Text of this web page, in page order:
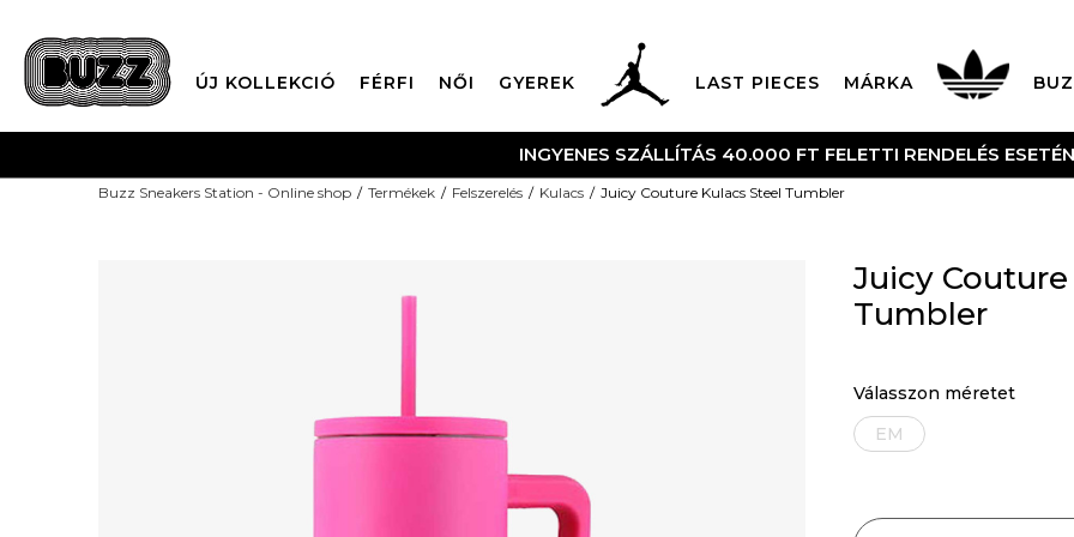
ÚJ KOLLEKCIÓ FÉRFI NŐI GYEREK LAST PIECES MÁRKA
INGYENES SZÁLLÍTÁS 40.000 FT FELETTI RENDELÉS ESETÉN
Buzz Sneakers Station - Online shop Termékek Felszerelés Kulacs Juicy Couture Kulacs Steel Tumbler
Juicy
Tumbler
Válasszon méretet
EM